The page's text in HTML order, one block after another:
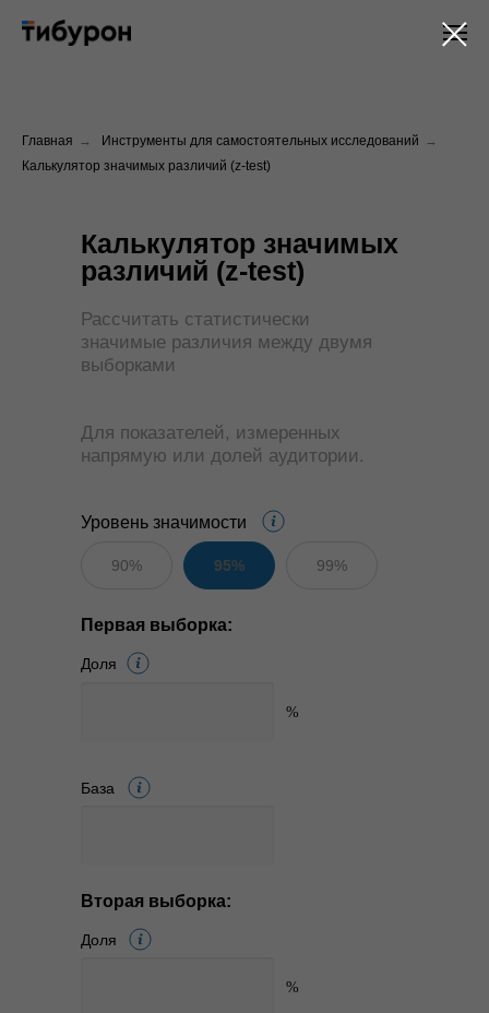
Главная → Инструменты для самостоятельных исследований →
Калькулятор значимых различий (z-test)
Калькулятор значимых
различий (z-test)
Рассчитать статистически
значимые различия между двумя
выборками
Для показателей, измеренных
напрямую или долей аудитории.
Уровень значимости
90%
База
Доля
99%
95%
Доля
Первая выборка:
Вторая выборка: